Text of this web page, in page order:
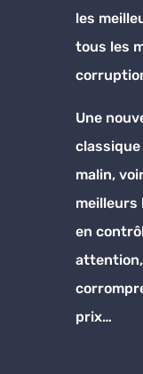
les
tous les
Une
classique
malin,
meilleurs
en
prix…